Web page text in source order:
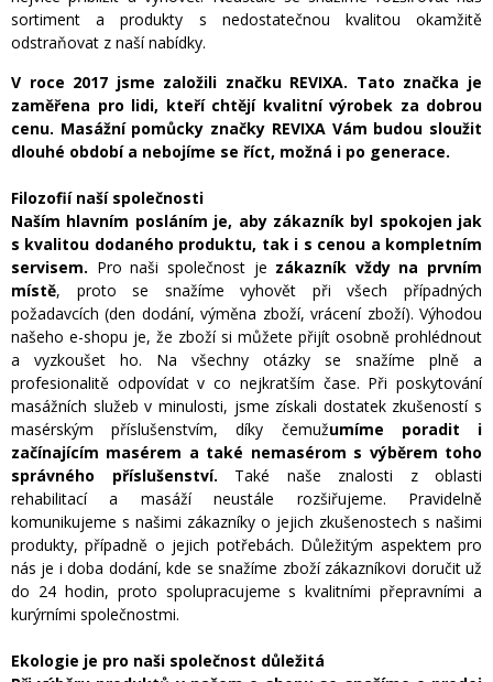
sortiment a produkty s nedostatečnou kvalitou okamžitě
odstraňovat z naší nabídky.
V roce 2017 jsme založili značku REVIXA. Tato značka je
zaměřena pro lidi, kteří chtějí kvalitní výrobek za dobrou
cenu. Masážní pomůcky značky REVIXA Vám budou sloužit
dlouhé období a nebojíme se říct, možná i po generace.
Filozofií naší společnosti
Naším hlavním posláním je, aby zákazník byl spokojen jak
s kvalitou dodaného produktu, tak i s cenou a kompletním
servisem. Pro naši společnost je zákazník vždy na prvním
místě, proto se snažíme vyhovět při všech případných
požadavcích (den dodání, výměna zboží, vrácení zboží). Výhodou
našeho e-shopu je, že zboží si můžete přijít osobně prohlédnout
a vyzkoušet ho. Na všechny otázky se snažíme plně a
profesionalitě odpovídat v co nejkratším čase. Při poskytování
masážních služeb v minulosti, jsme získali dostatek zkušeností s
masérským příslušenstvím, díky čemužumíme poradit
i
začínajícím masérem a také nemasérom s výběrem toho
správného příslušenství. Také naše znalosti z oblasti
rehabilitací a masáží neustále rozšiřujeme. Pravidelně
komunikujeme s našimi zákazníky o jejich zkušenostech s našimi
produkty, případně o jejich potřebách. Důležitým aspektem pro
nás je i doba dodání, kde se snažíme zboží zákazníkovi doručit už
do 24 hodin, proto spolupracujeme s kvalitními přepravními a
kurýrními společnostmi.
Ekologie je pro naši společnost důležitá